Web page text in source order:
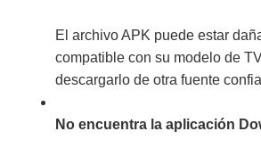
El archivo APK puede estar
compatible con su modelo de
descargarlo de otra fuente
No encuentra la aplicación